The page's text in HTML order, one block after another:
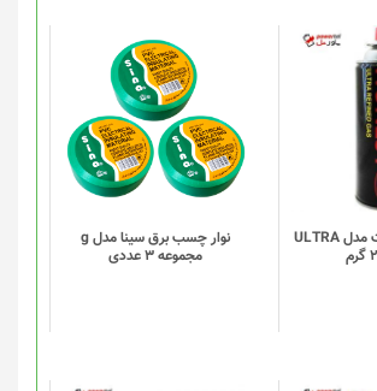
کپسول گاز هانست مدل ULTRA
نوار چسب برق سینا مدل g
مجموعه 3 عددی